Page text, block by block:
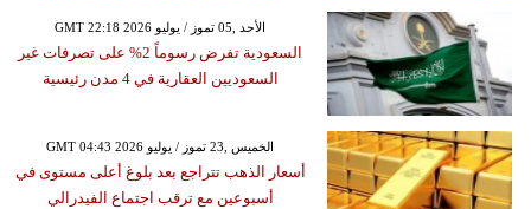
GMT 22:18 2026 الأحد ,05 تموز / يوليو
السعودية تفرض رسوماً 2% على تصرفات غير
السعوديين العقارية في 4 مدن رئيسية
GMT 04:43 2026 الخميس ,23 تموز / يوليو
أسعار الذهب تتراجع بعد بلوغ أعلى مستوى في
أسبوعين مع ترقب اجتماع الفيدرالي